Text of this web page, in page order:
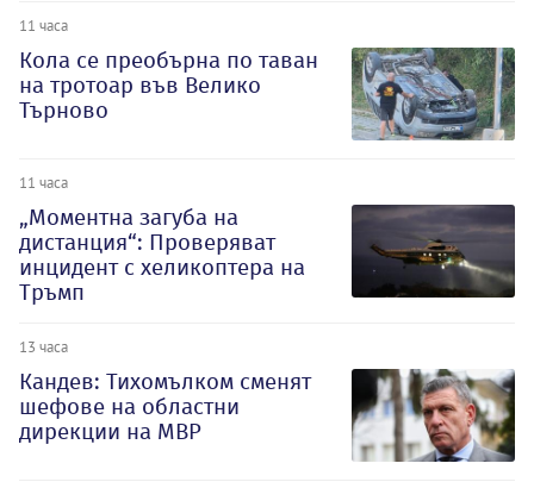
11 часа
Кола се преобърна по таван
на тротоар във Велико
Търново
11 часа
„Моментна загуба на
дистанция“: Проверяват
инцидент с хеликоптера на
Тръмп
13 часа
Кандев: Тихомълком сменят
шефове на областни
дирекции на МВР